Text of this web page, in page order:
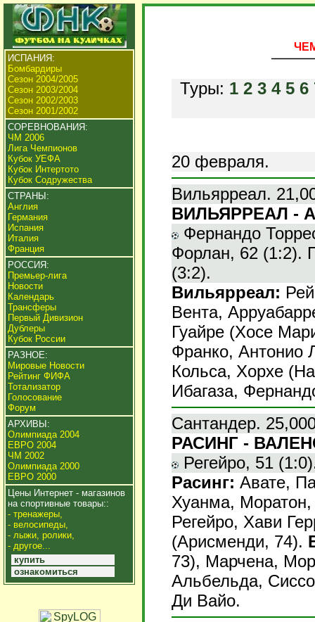
ИСПАНИЯ:
Бомбардиры
Сезон 2004/2005
Сезон 2003/2004
Сезон 2002/2003
Сезон 2001/2002
СОРЕВНОВАНИЯ:
ЧМ 2006
Лига Чемпионов
Кубок УЕФА
Кубок Интертото
Кубок Содружества
СТРАНЫ:
Англия
Германия
Испания
Италия
Франция
РОССИЯ:
Премьер-лига
Новости
Календарь
Трансферы
Первый Дивизион
Дублеры
Кубок России
РАЗНОЕ:
Мировые Новости
Рейтинг ФИФА
Тотализатор
Голосование
Форум
АРХИВЫ:
Олимпиада 2004
ЕВРО 2004
ЧМ 2002
Олимпиада 2000
ЕВРО 2000
Цены Интернет - магазинов
на спортивные товары::
- тренажеры,
- велосипеды,
- лыжи, ролики,
- другое...
купить
ознакомиться
Туры: 1 2 3 4 5 6
20 февраля.
Вильярреал.
ВИЛЬЯРРЕАЛ -
Фернандо
Форлан, 62 (1:2).
(3:2).
Вильярреал:
Вента,
Гуайре (Хосе
Франко, Антонио
Кольса, Хорхе
Ибагаза,
Сантандер.
РАСИНГ -
Регейро, 51
Расинг: Авате,
Хуанма,
Регейро, Хави
(Арисменди, 74).
73), Марчена,
Альбельда,
Ди Вайо.